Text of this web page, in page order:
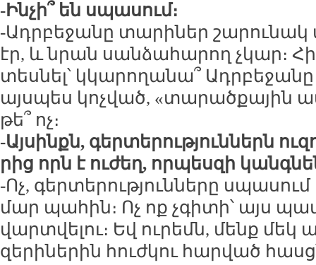
-Ին­չի՞ են սպա­սում։
-Ադր­բե­ջա­նը տա­րի­ներ
էր, և նրան սան­ձա­հա­րող չկար։
տես­նել՝ կկա­րո­ղա­նա՞
այս­պես կոչ­ված, «տա­րած­քա­յին
թե՞ ոչ։
-Այ­սինքն, գեր­տե­րու­թյուն­ներն
րից որն է ու­ժեղ, որ­պես­զի
-Ոչ, գեր­տե­րու­թյուն­նե­րը
մար պա­հին։ Ոչ ոք չգի­տի՝ այս
վարտ­վե­լու։ Եվ ու­րեմն, մենք
զե­րի­նե­րին հուժ­կու հար­ված